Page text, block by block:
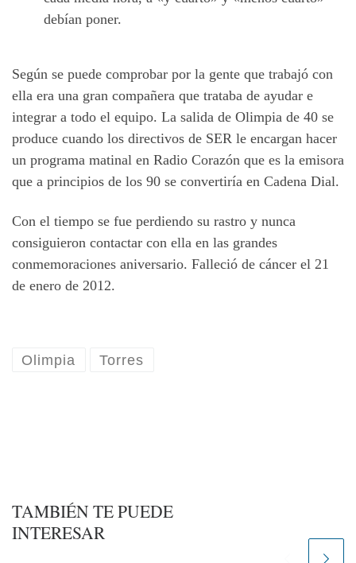
debían poner.
Según se puede comprobar por la gente que trabajó con
ella era una gran compañera que trataba de ayudar e
integrar a todo el equipo. La salida de Olimpia de 40 se
produce cuando los directivos de SER le encargan hacer
un programa matinal en Radio Corazón que es la emisora
que a principios de los 90 se convertiría en Cadena Dial.
Con el tiempo se fue perdiendo su rastro y nunca
consiguieron contactar con ella en las grandes
conmemoraciones aniversario. Falleció de cáncer el 21
de enero de 2012.
Olimpia Torres
TAMBIÉN TE PUEDE
INTERESAR